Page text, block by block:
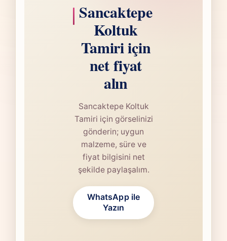
Sancaktepe
Koltuk
Tamiri için
net fiyat
alın
Sancaktepe Koltuk
Tamiri için görselinizi
gönderin; uygun
malzeme, süre ve
fiyat bilgisini net
şekilde paylaşalım.
WhatsApp ile
Yazın